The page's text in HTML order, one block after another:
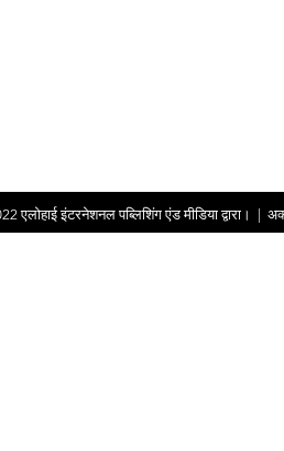
एलोहाई इंटरनेशनल पब्लिशिंग एंड मीडिया द्वारा।